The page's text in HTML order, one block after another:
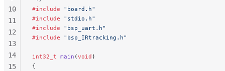
#include "board.h"
#include "stdio.h"
#include "bsp_uart.h"
#include "bsp_IRtracking.h"
int32_t main (void )
{
10
11
12
13
14
15